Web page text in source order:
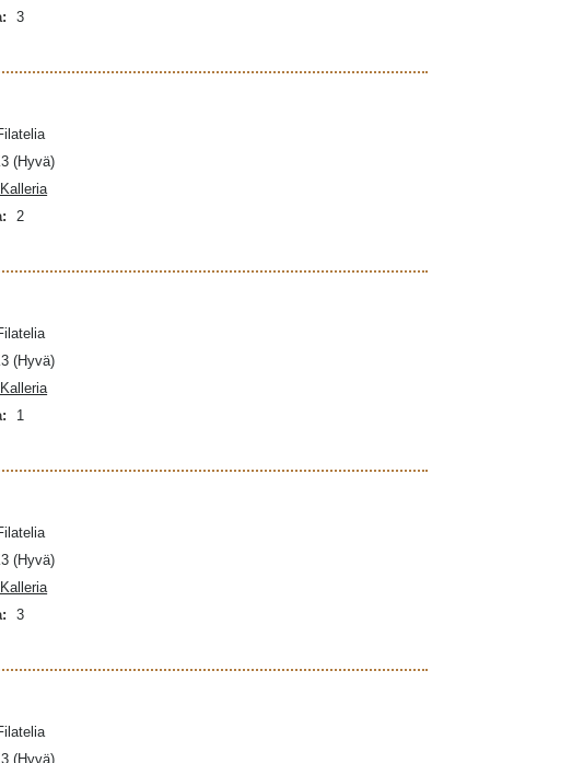
3
(Hyvä)
2
(Hyvä)
1
(Hyvä)
3
(Hyvä)